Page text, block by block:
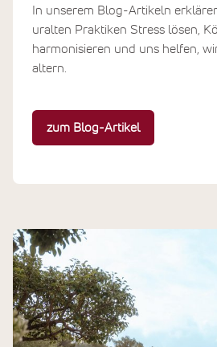
In unserem Blog-Artikeln
uralten Praktiken Stress lösen,
harmonisieren und uns helfen,
altern.
zum Blog-Artikel